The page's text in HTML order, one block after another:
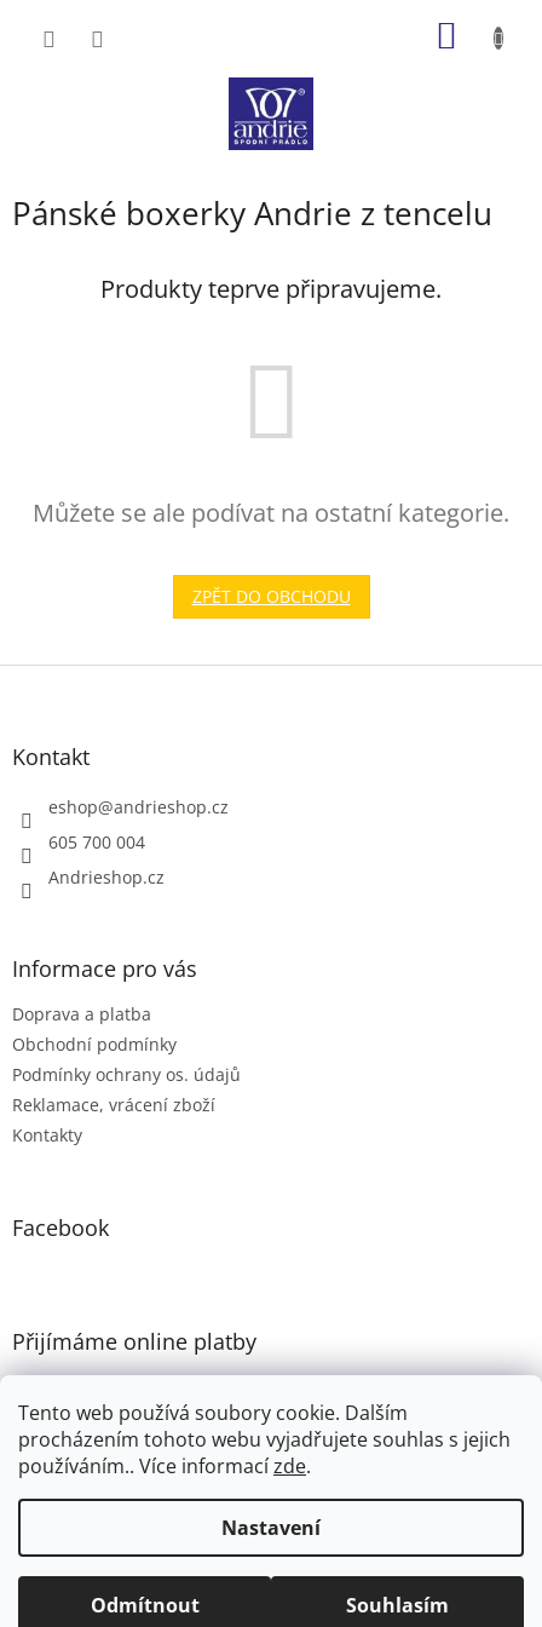
Tento web používá soubory cookie. Dalším
procházením tohoto webu vyjadřujete souhlas s jejich
používáním.. Více informacízde.
Nastavení
Odmítnout Souhlasím
Pánské boxerky Andrie z tencelu
Produkty teprve připravujeme.
Můžete se ale podívat na ostatní kategorie.
ZPĚT DO OBCHODU
Z
Kontakt
eshop@andrieshop.cz
605 700 004
Andrieshop.cz
Informace pro vás
Doprava a platba
Obchodní podmínky
Podmínky ochrany os. údajů
Reklamace, vrácení zboží
Kontakty
Facebook
Přijímáme online platby
ANDRIESHOP
Upravit nastavení cookies